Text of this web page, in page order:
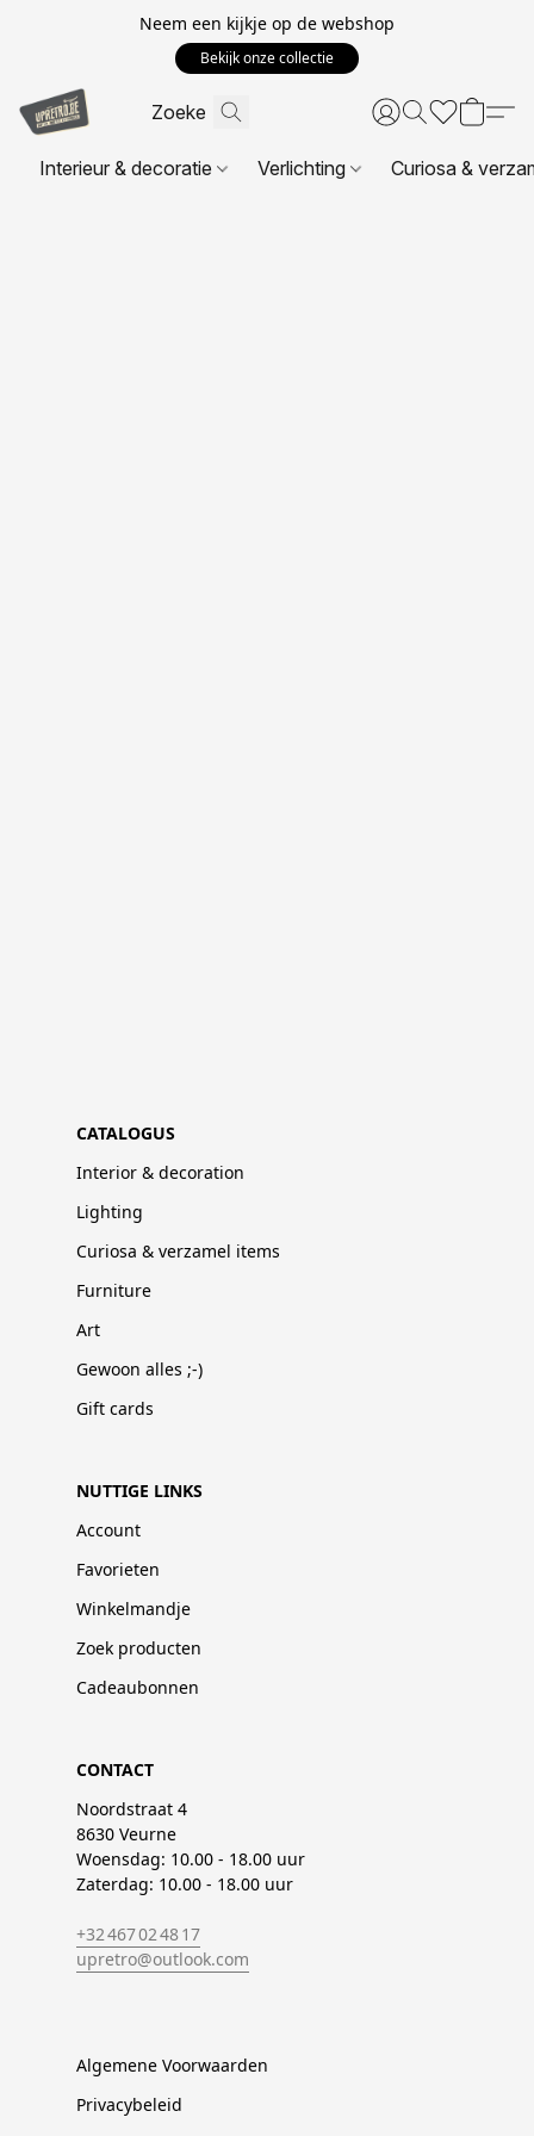
Neem een kijkje op de webshop
Bekijk onze collectie
Interieur & decoratie Verlichting Curiosa &
CATALOGUS
Interior & decoration
Lighting
Curiosa & verzamel items
Furniture
Art
Gewoon alles ;-)
Gift cards
NUTTIGE LINKS
Account
Favorieten
Winkelmandje
Zoek producten
Cadeaubonnen
CONTACT
Noordstraat 4
8630 Veurne
Woensdag: 10.00 - 18.00 uur
Zaterdag: 10.00 - 18.00 uur
+32 467 02 48 17
upretro@outlook.com
Algemene Voorwaarden
Privacybeleid